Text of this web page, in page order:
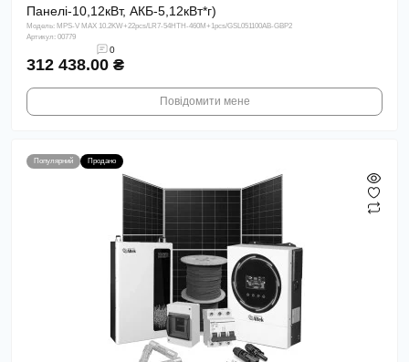
Панелі-10,12кВт, АКБ-5,12кВт*г)
Модель: MPS-V MAX 10.2KW+22pcs/LR7-54HTH-460M+1pcs/GSL051100AB-GBP2
Артикул: 00779
0
312 438.00 ₴
Повідомити мене
Популярний Продано